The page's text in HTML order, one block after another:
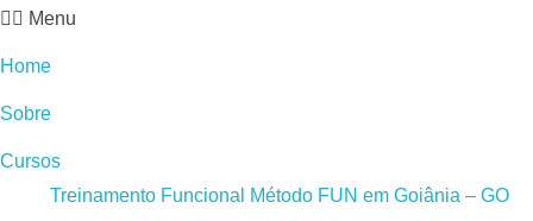
Menu
Home
Sobre
Cursos
Treinamento Funcional Método FUN em Goiânia – GO